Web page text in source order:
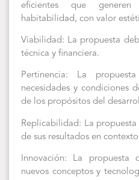
eficientes que
habitabilidad, con valor
Viabilidad: La propuesta
técnica y financiera.
Pertinencia: La
necesidades y condiciones
de los propósitos del
Replicabilidad: La
de sus resultados en
Innovación: La propuesta
nuevos conceptos y